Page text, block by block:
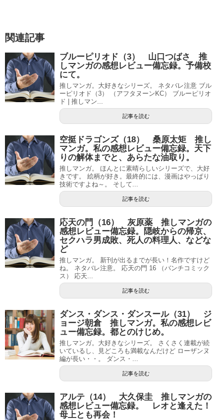
関連記事
ブルーピリオド（3） 山口つばさ 推
しマンガの感想レビュー備忘録。予備校
にて。
推しマンガ。大好きなシリーズ。 ネタバレ注意 ブル
ーピリオド（3） （アフタヌーンKC） ブルーピリオ
ド | 推しマン...
記事を読む
空挺ドラゴンズ（18） 桑原太矩 推し
マンガ。私の感想レビュー備忘録。天下
りの解体までと、あらたな油取り。
推しマンガ。 ほんとに素晴らしいシリーズで、大好
きです。 絵柄が好き。最終的には、漫画はやっぱり
技術ですよね～。 そして...
記事を読む
応天の門（16） 灰原薬 推しマンガの
感想レビュー備忘録。隠岐からの帰京、
セクハラ男成敗、死人の料理人、などな
ど
推しマンガ。 新刊が出るまでが長い！名作ですけど
ね。 ネタバレ注意。 応天の門 16 （バンチコミック
ス） 応天...
記事を読む
ダンス・ダンス・ダンスール（31） ジ
ョージ朝倉 推しマンガ。私の感想レビ
ュー備忘録。都とのけじめ。
推しマンガ。大好きなシリーズ。 さくさく連載が続
いているし、見どころも満載なんだけど ローザンヌ
編が長い・・。 ダンス・...
記事を読む
アルテ（14） 大久保圭 推しマンガの
感想レビュー備忘録。 レオと逢えた！
母上とも再会！